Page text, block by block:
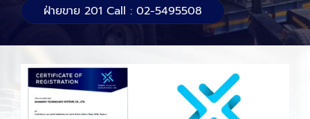
ฝ่ายขาย 201 Call : 02-5495508